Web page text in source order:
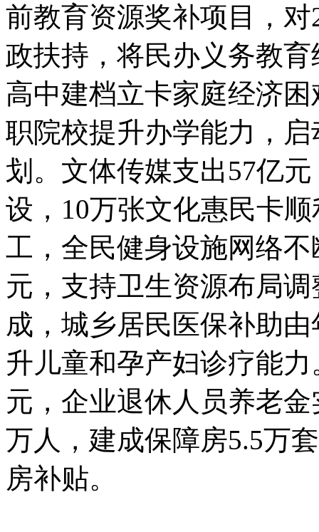
前教育资源奖补项目，
政扶持，将民办义务教
高中建档立卡家庭经济
职院校提升办学能力，
划。文体传媒支出57亿
设，10万张文化惠民卡
工，全民健身设施网络
元，支持卫生资源布局
成，城乡居民医保补助
升儿童和孕产妇诊疗能
元，企业退休人员养老
万人，建成保障房5.5万
房补贴。